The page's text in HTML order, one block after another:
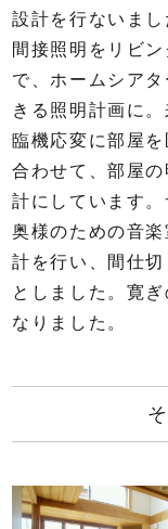
設計を行ないまし
間接照明をリビ
で、ホームシア
きる照明計画に
臨機応変に部屋
合わせて、部屋
計にしています
奥様のための音
計を行い、間仕
としました。寛
なりました。